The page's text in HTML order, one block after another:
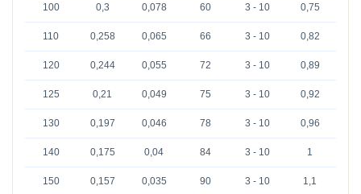
100 0,3 0,078 60 3 - 10 0,75
110 0,258 0,065 66 3 - 10 0,82
120 0,244 0,055 72 3 - 10 0,89
125 0,21 0,049 75 3 - 10 0,92
130 0,197 0,046 78 3 - 10 0,96
140 0,175 0,04 84 3 - 10 1
150 0,157 0,035 90 3 - 10 1,1